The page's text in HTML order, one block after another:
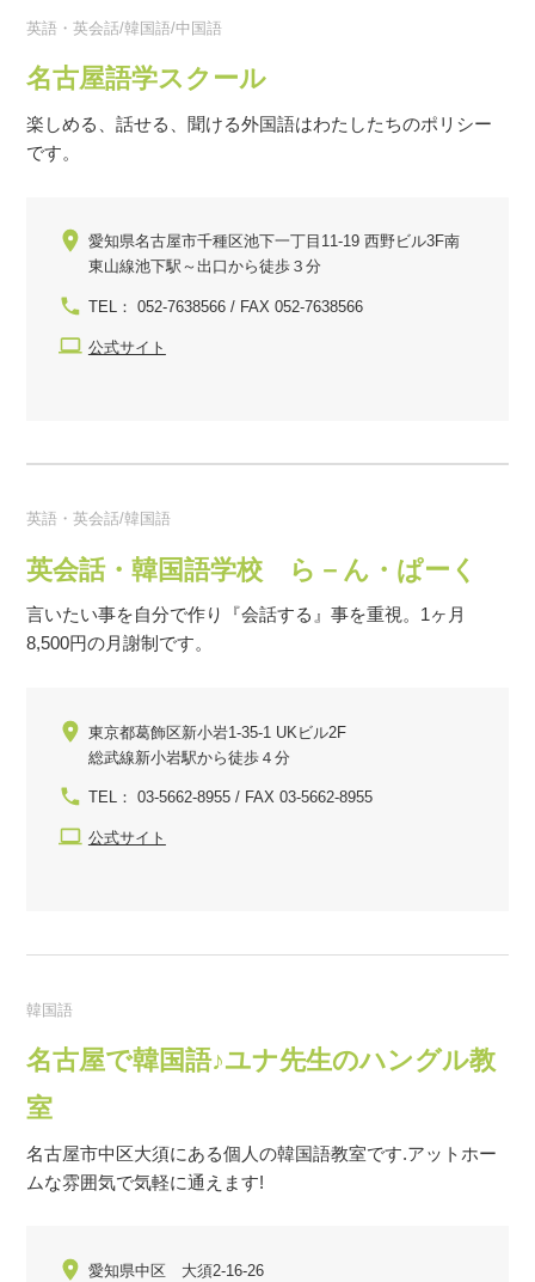
英語・英会話/韓国語/中国語
名古屋語学スクール
楽しめる、話せる、聞ける外国語はわたしたちのポリシー
です。
愛知県名古屋市千種区池下一丁目11-19 西野ビル3F南
東山線池下駅～出口から徒歩３分
TEL： 052-7638566 / FAX 052-7638566
公式サイト
英語・英会話/韓国語
英会話・韓国語学校 ら－ん・ぱーく
言いたい事を自分で作り『会話する』事を重視。1ヶ月
8,500円の月謝制です。
東京都葛飾区新小岩1-35-1 UKビル2F
総武線新小岩駅から徒歩４分
TEL： 03-5662-8955 / FAX 03-5662-8955
公式サイト
韓国語
名古屋で韓国語♪ユナ先生のハングル教
室
名古屋市中区大須にある個人の韓国語教室です.アットホー
ムな雰囲気で気軽に通えます!
愛知県中区 大須2-16-26